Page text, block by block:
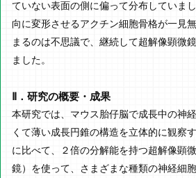
ていない表面の側に偏って分布していま
向に変形させるアクチン細胞骨格が一見
まるのは不思議で、継続して超解像顕微
ました。
Ⅱ．研究の概要・成果
本研究では、マウス胎仔脳で成長中の神
くて薄い成長円錐の構造を立体的に観察
に比べて、２倍の分解能を持つ超解像顕
鏡）を使って、さまざまな種類の神経細